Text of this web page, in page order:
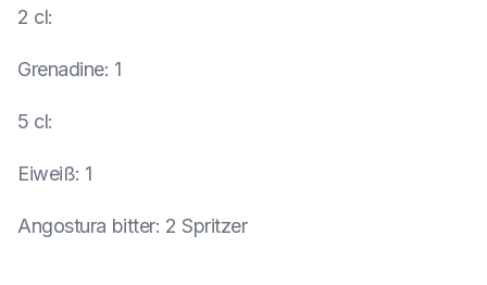
2 cl:
Grenadine: 1
5 cl:
Eiweiß: 1
Angostura bitter: 2 Spritzer